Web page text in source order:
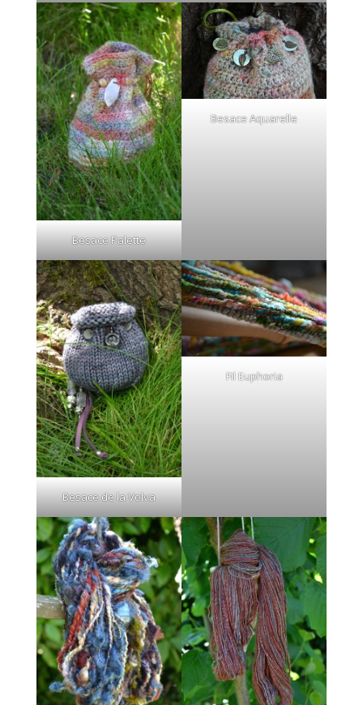
Besace Palette
Besace Aquarelle
Besace de la Volva
Fil Euphoria